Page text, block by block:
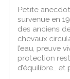
Petite
survenue en
des anciens
chevaux
l’eau, preuve
protection
d’équilibre…